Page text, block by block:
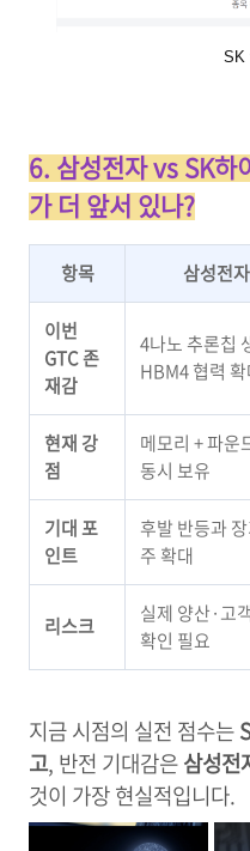
SK
6. 삼성전자 vs SK하
가 더 앞서 있나?
항목 삼성전자
이번
GTC 존
재감
4나노 추론칩
HBM4 협력 확
현재 강
점
메모리 + 파운
동시 보유
기대 포
인트
후발 반등과
주 확대
리스크
실제 양산·고
확인 필요
지금 시점의 실전 점수는
고, 반전 기대감은삼성전
것이 가장 현실적입니다.